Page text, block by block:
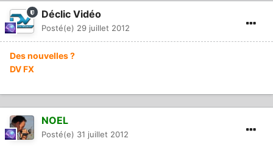
Déclic Vidéo
Posté(e) 29 juillet 2012
Des nouvelles ?
DV FX
NOEL
Posté(e) 31 juillet 2012